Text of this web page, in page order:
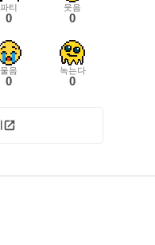
파티
0
웃음
0
울음
0
녹는다
0